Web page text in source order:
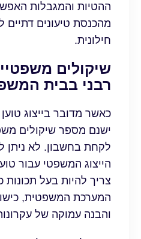
ההטיות והמגבלות
מהכנסת טיעונים
חילונית.
שיקולים
רבני בבית
כאשר מדובר בייצוג
ישנם מספר שיקולים
לקחת בחשבון. לא ניתן
הייצוג המשפטי עבור
צריך להיות בעל תכונות
המערכת המשפטית,
והבנה עמוקה של